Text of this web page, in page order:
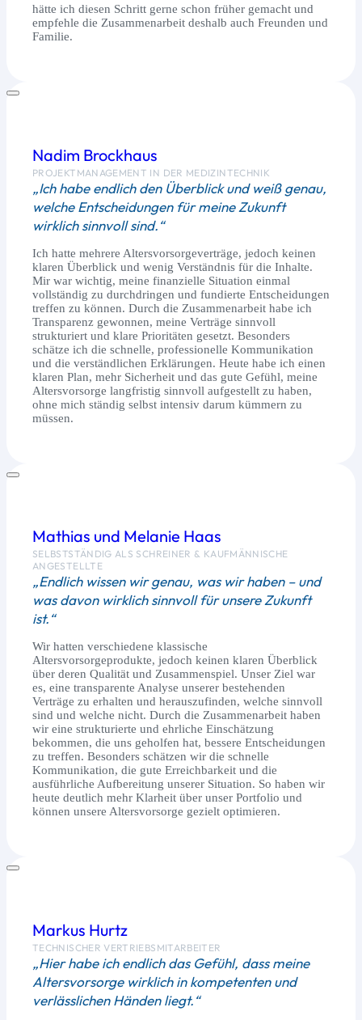
hätte ich diesen Schritt gerne schon früher gemacht und
empfehle die Zusammenarbeit deshalb auch Freunden und
Familie.
Nadim Brockhaus
PROJEKTMANAGEMENT IN DER MEDIZINTECHNIK
„Ich habe endlich den Überblick und weiß genau,
welche Entscheidungen für meine Zukunft
wirklich sinnvoll sind.“
Ich hatte mehrere Altersvorsorgeverträge, jedoch keinen
klaren Überblick und wenig Verständnis für die Inhalte.
Mir war wichtig, meine finanzielle Situation einmal
vollständig zu durchdringen und fundierte Entscheidungen
treffen zu können. Durch die Zusammenarbeit habe ich
Transparenz gewonnen, meine Verträge sinnvoll
strukturiert und klare Prioritäten gesetzt. Besonders
schätze ich die schnelle, professionelle Kommunikation
und die verständlichen Erklärungen. Heute habe ich einen
klaren Plan, mehr Sicherheit und das gute Gefühl, meine
Altersvorsorge langfristig sinnvoll aufgestellt zu haben,
ohne mich ständig selbst intensiv darum kümmern zu
müssen.
Mathias und Melanie Haas
SELBSTSTÄNDIG ALS SCHREINER & KAUFMÄNNISCHE
ANGESTELLTE
„Endlich wissen wir genau, was wir haben – und
was davon wirklich sinnvoll für unsere Zukunft
ist.“
Wir hatten verschiedene klassische
Altersvorsorgeprodukte, jedoch keinen klaren Überblick
über deren Qualität und Zusammenspiel. Unser Ziel war
es, eine transparente Analyse unserer bestehenden
Verträge zu erhalten und herauszufinden, welche sinnvoll
sind und welche nicht. Durch die Zusammenarbeit haben
wir eine strukturierte und ehrliche Einschätzung
bekommen, die uns geholfen hat, bessere Entscheidungen
zu treffen. Besonders schätzen wir die schnelle
Kommunikation, die gute Erreichbarkeit und die
ausführliche Aufbereitung unserer Situation. So haben wir
heute deutlich mehr Klarheit über unser Portfolio und
können unsere Altersvorsorge gezielt optimieren.
Markus Hurtz
TECHNISCHER VERTRIEBSMITARBEITER
„Hier habe ich endlich das Gefühl, dass meine
Altersvorsorge wirklich in kompetenten und
verlässlichen Händen liegt.“